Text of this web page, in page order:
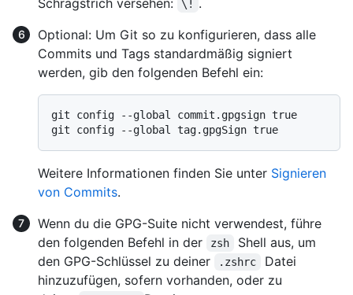
Schrägstrich versehen:
\!
.
Optional: Um Git so zu konfigurieren, dass alle
Commits und Tags standardmäßig signiert
werden, gib den folgenden Befehl ein:
git config --global commit.gpgsign true
Weitere Informationen finden Sie unter Signieren
von Commits.
Wenn du die GPG-Suite nicht verwendest, führe
den folgenden Befehl in der
zsh
Shell aus, um
den GPG-Schlüssel zu deiner
.zshrc
Datei
hinzuzufügen, sofern vorhanden, oder zu